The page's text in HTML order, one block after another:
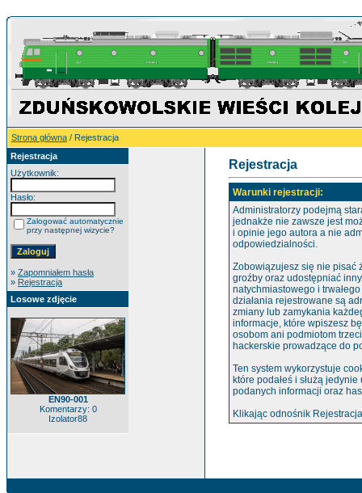
Strona główna / Rejestracja
Rejestracja
Użytkownik:
Hasło:
Zalogować automatycznie
przy następnej wizycie?
» Zapomniałem hasła
» Rejestracja
Losowe zdjęcie
EN90-001
Komentarzy: 0
Izolator88
Rejestracja
Warunki rejestracji:
Administratorzy podejmą
jednakże nie zawsze jest
i opinie jego autora a nie
odpowiedzialności.
Zobowiązujesz się nie pisać
groźby oraz udostępniać
natychmiastowego i
działania rejestrowane są
zmiany lub zamykania
informacje, które wpiszesz
osobom ani podmiotom
hackerskie prowadzące do
Ten system wykorzystuje
które podałeś i służą
podanych informacji oraz
Klikając odnośnik